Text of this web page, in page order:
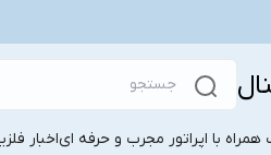
همراه با اپراتور مجرب و حرفه ایاخبار